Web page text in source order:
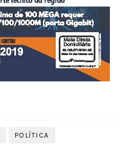
POLÍTICA